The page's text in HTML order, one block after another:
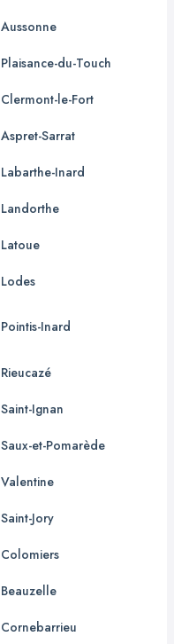
Aussonne
Plaisance-du-Touch
Clermont-le-Fort
Aspret-Sarrat
Labarthe-Inard
Landorthe
Latoue
Lodes
Pointis-Inard
Rieucazé
Saint-Ignan
Saux-et-Pomarède
Valentine
Saint-Jory
Colomiers
Beauzelle
Cornebarrieu